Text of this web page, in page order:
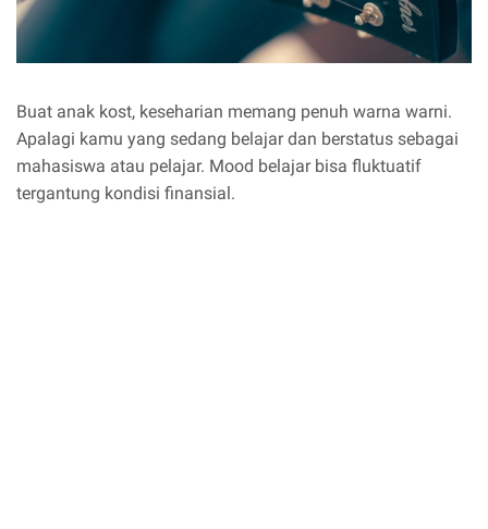
Buat anak kost, keseharian memang penuh warna warni.
Apalagi kamu yang sedang belajar dan berstatus sebagai
mahasiswa atau pelajar. Mood belajar bisa fluktuatif
tergantung kondisi finansial.